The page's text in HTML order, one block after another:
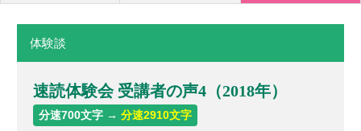
コース紹介
よくある質問
体験談
速読体験会 受講者の声4（2018年）
分速700文字 → 分速2910文字